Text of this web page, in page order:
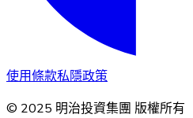
使用條款私隱政策
© 2025 明治投資集團 版權所有